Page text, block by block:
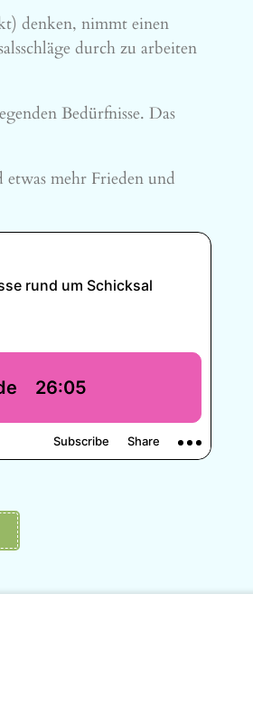
denken, nimmt einen
durch zu arbeiten
Bedürfnisse. Das
mehr Frieden und